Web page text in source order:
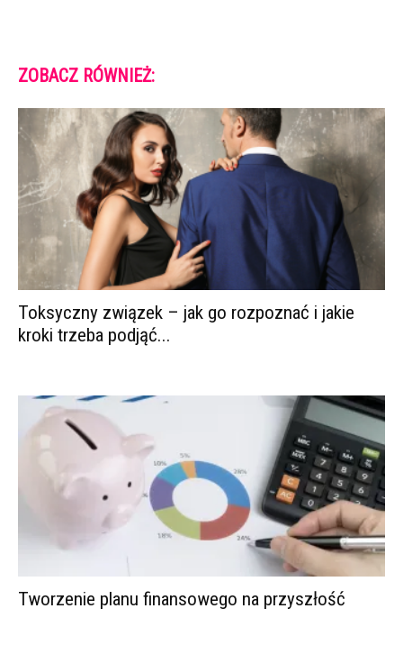
ZOBACZ RÓWNIEŻ:
Toksyczny związek – jak go rozpoznać i jakie
kroki trzeba podjąć...
Tworzenie planu finansowego na przyszłość